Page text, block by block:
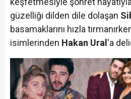
güzelliği dilden dile dolaşan
basamaklarını hızla
isimlerinden Hakan Ural 'a